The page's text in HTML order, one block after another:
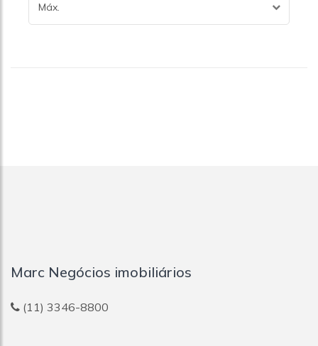
Máx.
Marc Negócios imobiliários
(11) 3346-8800